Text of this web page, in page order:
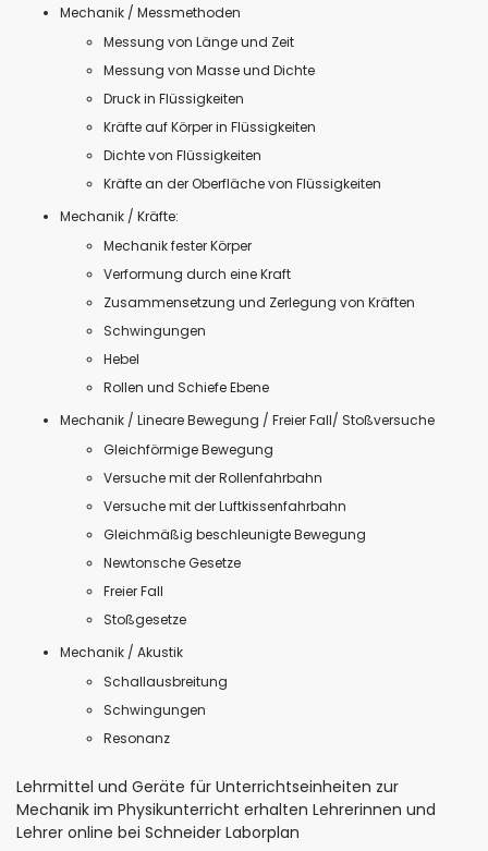
Mechanik / Messmethoden
Messung von Länge und Zeit
Messung von Masse und Dichte
Druck in Flüssigkeiten
Kräfte auf Körper in Flüssigkeiten
Dichte von Flüssigkeiten
Kräfte an der Oberfläche von Flüssigkeiten
Mechanik / Kräfte:
Mechanik fester Körper
Verformung durch eine Kraft
Zusammensetzung und Zerlegung von Kräften
Schwingungen
Hebel
Rollen und Schiefe Ebene
Mechanik / Lineare Bewegung / Freier Fall/ Stoßversuche
Gleichförmige Bewegung
Versuche mit der Rollenfahrbahn
Versuche mit der Luftkissenfahrbahn
Gleichmäßig beschleunigte Bewegung
Newtonsche Gesetze
Freier Fall
Stoßgesetze
Mechanik / Akustik
Schallausbreitung
Schwingungen
Resonanz
Lehrmittel und Geräte für Unterrichtseinheiten zur
Mechanik im Physikunterricht erhalten Lehrerinnen und
Lehrer online bei Schneider Laborplan